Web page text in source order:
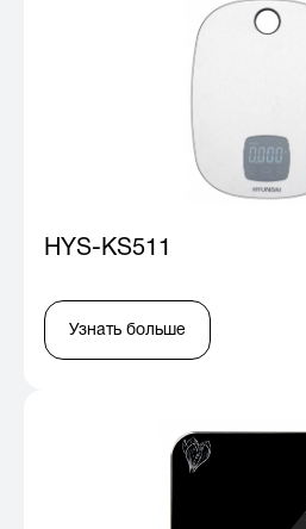
HYS-KS511
Узнать больше